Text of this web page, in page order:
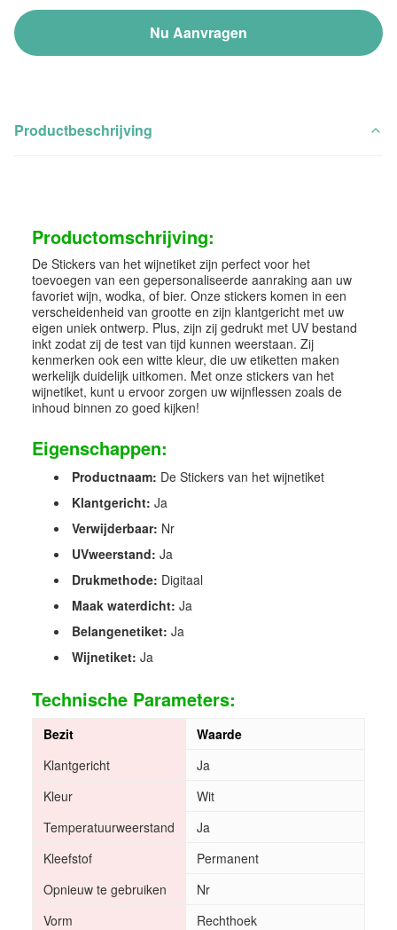
Nu Aanvragen
Productbeschrijving
Productomschrijving:
De Stickers van het wijnetiket zijn perfect voor het
toevoegen van een gepersonaliseerde aanraking aan uw
favoriet wijn, wodka, of bier. Onze stickers komen in een
verscheidenheid van grootte en zijn klantgericht met uw
eigen uniek ontwerp. Plus, zijn zij gedrukt met UV bestand
inkt zodat zij de test van tijd kunnen weerstaan. Zij
kenmerken ook een witte kleur, die uw etiketten maken
werkelijk duidelijk uitkomen. Met onze stickers van het
wijnetiket, kunt u ervoor zorgen uw wijnflessen zoals de
inhoud binnen zo goed kijken!
Eigenschappen:
Productnaam: De Stickers van het wijnetiket
Klantgericht: Ja
Verwijderbaar: Nr
UVweerstand: Ja
Drukmethode: Digitaal
Maak waterdicht: Ja
Belangenetiket: Ja
Wijnetiket: Ja
Technische Parameters:
Bezit
Waarde
Klantgericht
Ja
Kleur
Wit
Temperatuurweerstand
Ja
Kleefstof
Permanent
Opnieuw te gebruiken
Nr
Vorm
Rechthoek